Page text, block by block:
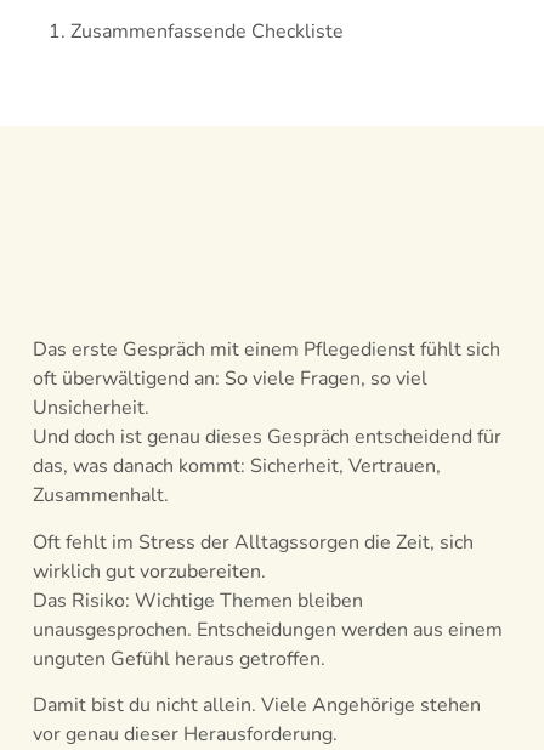
Zusammenfassende Checkliste
Das erste Gespräch mit einem Pflegedienst fühlt sich
oft überwältigend an: So viele Fragen, so viel
Unsicherheit.
Und doch ist genau dieses Gespräch entscheidend für
das, was danach kommt: Sicherheit, Vertrauen,
Zusammenhalt.
Oft fehlt im Stress der Alltagssorgen die Zeit, sich
wirklich gut vorzubereiten.
Das Risiko: Wichtige Themen bleiben
unausgesprochen. Entscheidungen werden aus einem
unguten Gefühl heraus getroffen.
Damit bist du nicht allein. Viele Angehörige stehen
vor genau dieser Herausforderung.